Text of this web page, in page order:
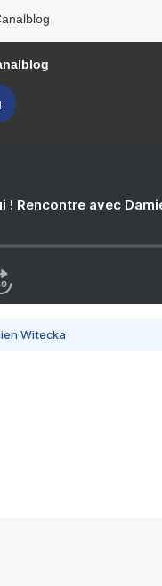
! Rencontre avec
Witecka